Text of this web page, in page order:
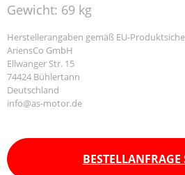
Gewicht: 69 kg
Herstellerangaben gemäß EU-
AriensCo GmbH
Ellwanger Str. 15
74424 Bühlertann
Deutschland
info@as-motor.de
BESTELLANFRAGE